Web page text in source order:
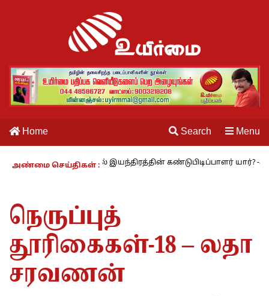
Home Search · Menu
அண்மை செய்திகள் :
27 : தையல் இயந்திரத்தின் கண்டுபிடிப்பாளர் யார்? -கார்குழலி
நெருப்புத்
தூரிகைகள்-18 – லதா
சரவணன்